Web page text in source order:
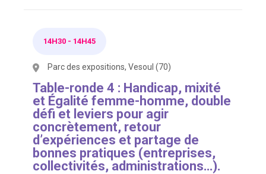
14H30 - 14H45
Parc des expositions, Vesoul (70)
Table-ronde 4 : Handicap, mixité
et Égalité femme-homme, double
défi et leviers pour agir
concrètement, retour
d’expériences et partage de
bonnes pratiques (entreprises,
collectivités, administrations…).